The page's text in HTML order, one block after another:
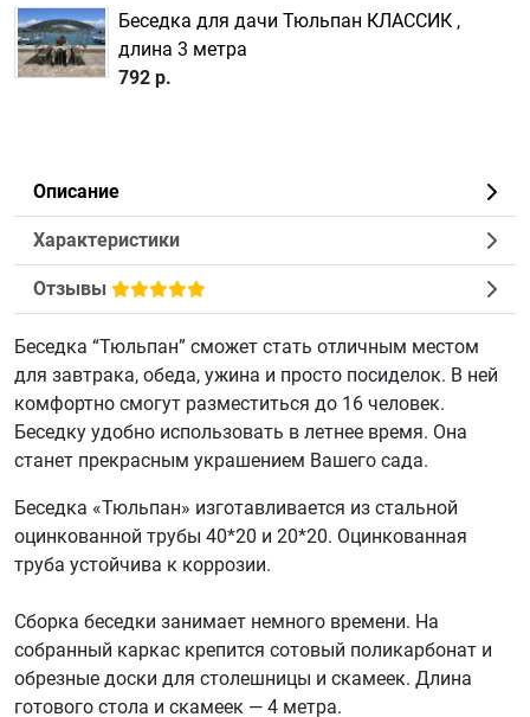
Беседка для дачи Тюльпан КЛАССИК ,
длина 3 метра
792 р.
Описание
Характеристики
Отзывы
Беседка “Тюльпан” сможет стать отличным местом
для завтрака, обеда, ужина и просто посиделок. В ней
комфортно смогут разместиться до 16 человек.
Беседку удобно использовать в летнее время. Она
станет прекрасным украшением Вашего сада.
Беседка «Тюльпан» изготавливается из стальной
оцинкованной трубы 40*20 и 20*20. Оцинкованная
труба устойчива к коррозии.
Сборка беседки занимает немного времени. На
собранный каркас крепится сотовый поликарбонат и
обрезные доски для столешницы и скамеек. Длина
готового стола и скамеек — 4 метра.